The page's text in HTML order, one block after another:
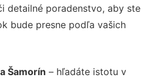
detailné poradenstvo, aby ste
bude presne podľa vašich
Šamorín – hľadáte istotu v